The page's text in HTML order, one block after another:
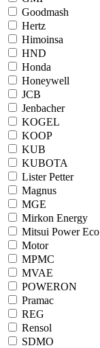
Goodmash
Hertz
Himoinsa
HND
Honda
Honeywell
JCB
Jenbacher
KOGEL
KOOP
KUB
KUBOTA
Lister Petter
Magnus
MGE
Mirkon Energy
Mitsui Power Eco
Motor
MPMC
MVAE
POWERON
Pramac
REG
Rensol
SDMO